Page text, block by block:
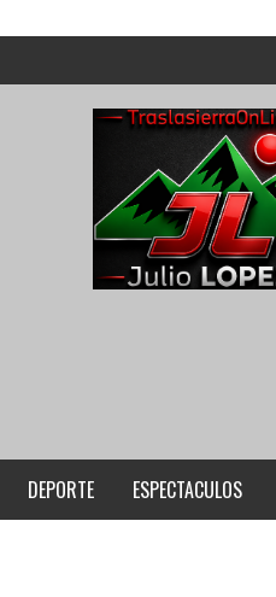
DEPORTE ESPECTACULOS